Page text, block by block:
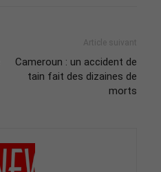
Article suivant
Cameroun : un accident de
tain fait des dizaines de
morts